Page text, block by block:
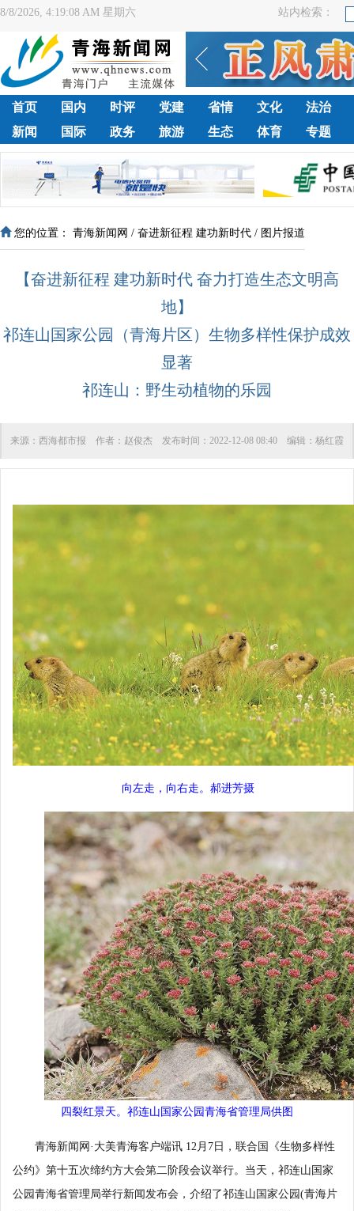
8/8/2026, 4:19:09 AM 星期六 站内检索：
首页 国内 时评 党建 省情 文化
法治
新闻
国际 政务 旅游 生态 体育 专题
您的位置： 青海新闻网 / 奋进新征程 建功新时代 / 图片报道
【奋进新征程 建功新时代 奋力打造生态文明高
地】
祁连山国家公园（青海片区）生物多样性保护成效
显著
祁连山：野生动植物的乐园
来源： 西海都市报 作者： 赵俊杰 发布时间： 2022-12-08 08:40 编辑： 杨红霞
向左走，向右走。郝进芳摄
四裂红景天。祁连山国家公园青海省管理局供图
青海新闻网·大美青海客户端讯 12月7日，联合国《生物多样性
公约》第十五次缔约方大会第二阶段会议举行。当天，祁连山国家
公园青海省管理局举行新闻发布会，介绍了祁连山国家公园(青海片